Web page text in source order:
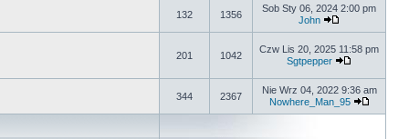
132 1356
Sob Sty 06, 2024 2:00 pm
John
201 1042
Czw Lis 20, 2025 11:58 pm
Sgtpepper
344 2367
Nie Wrz 04, 2022 9:36 am
Nowhere_Man_95